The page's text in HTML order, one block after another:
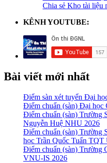
Chia sẻ Kho tài liệu
KÊNH YOUTUBE:
Bài viết mới nhất
Điểm sàn xét tuyển Đại
Điểm chuẩn (sàn) Đại học
Điểm chuẩn (sàn) Trường
Nguyễn Huệ NHU 2026
Điểm chuẩn (sàn) Trường
học Trần Quốc Tuấn TQT
Điểm chuẩn (sàn) Trường
VNU-IS 2026